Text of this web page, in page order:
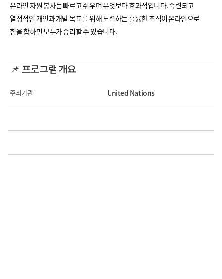
온라인 자원 봉사는 빠르고 쉬우며 무엇보다 효과적입니다. 숙련되고
열정적인 개인과 개발 목표를 위해 노력하는 훌륭한 조직이 온라인으로
힘을 합하면 모두가 승리할 수 있습니다.
📌 프로그램 개요
주최기관 United Nations